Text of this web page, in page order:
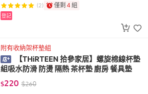
(2) 僅剩 4 組
登記
附有收納架杯墊組
【THiRTEEN 拾參家居】螺旋棉線杯墊
組吸水防滑 防燙 隔熱 茶杯墊 廚房 餐具墊
$220 $260